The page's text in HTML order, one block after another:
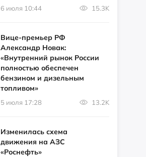
6 июля 10:44 15.3K
Вице-премьер РФ
Александр Новак:
«Внутренний рынок России
полностью обеспечен
бензином и дизельным
топливом»
5 июля 17:28 13.2K
Изменилась схема
движения на АЗС
«Роснефть»